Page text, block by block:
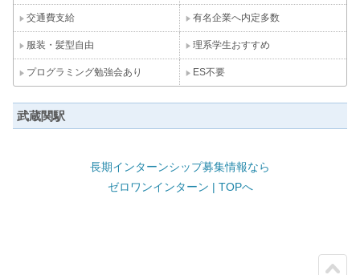
交通費支給 有名企業へ内定多数
服装・髪型自由 理系学生おすすめ
プログラミング勉強会あり ES不要
武蔵関駅
長期インターンシップ募集情報なら
ゼロワンインターン | TOPへ